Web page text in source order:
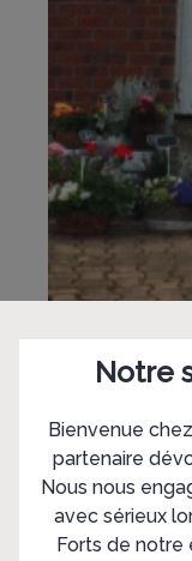
Notre
Bienvenue
partenaire
Nous nous
avec sérieux
Forts de notre